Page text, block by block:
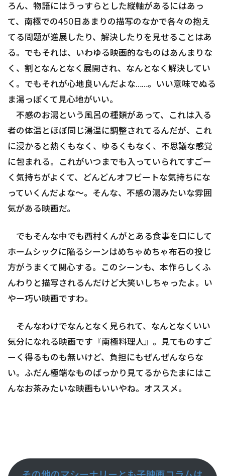
ろん、物語にはうっすらとした縦軸があるにはあっ
て、南極での450日あまりの描写のなかで各々の抱え
てる問題が進展したり、解決したりを見せることはあ
る。でもそれは、いわゆる映画的なものはあんまりな
く、割となんとなく展開され、なんとなく解決してい
く。でもそれが心地良いんだよな……。いい意味でぬる
ま湯っぽくて見心地がいい。
不感のお湯という風呂の種類があって、これは入る
者の体温とほぼ同じ湯温に調整されてるんだが、これ
に浸かると熱くもなく、ゆるくもなく、不思議な感覚
に包まれる。これがいつまでも入っていられてすごー
く気持ちがよくて、どんどんオフビートな気持ちにな
っていくんだよな〜。そんな、不感の湯みたいな雰囲
気がある映画だ。
でもそんな中でも西村くんがとある食事を口にして
ホームシックに陥るシーンはめちゃめちゃ布石の投じ
方がうまくて関心する。このシーンも、本作らしくふ
んわりと描写されるんだけど大笑いしちゃったよ。い
やー巧い映画ですわ。
そんなわけでなんとなく見られて、なんとなくいい
気分になれる映画です『南極料理人』。見てものすご
ーく得るものも無いけど、負担にもぜんぜんならな
い。ふだん極端なものばっかり見てるからたまにはこ
んなお茶みたいな映画もいいやね。オススメ。